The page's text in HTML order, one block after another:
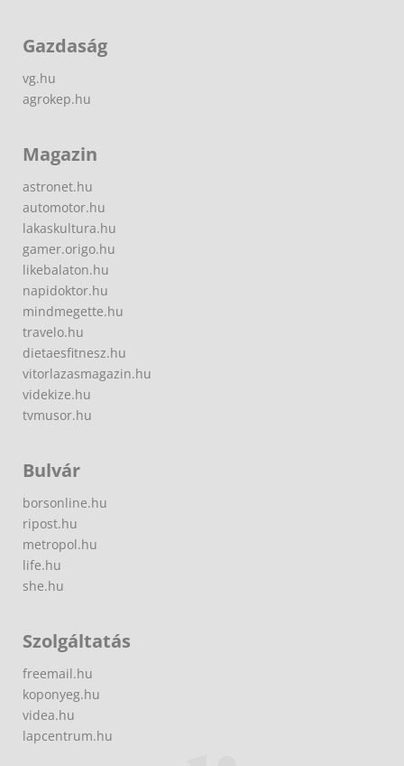
Gazdaság
vg.hu
agrokep.hu
Magazin
astronet.hu
automotor.hu
lakaskultura.hu
gamer.origo.hu
likebalaton.hu
napidoktor.hu
mindmegette.hu
travelo.hu
dietaesfitnesz.hu
vitorlazasmagazin.hu
videkize.hu
tvmusor.hu
Bulvár
borsonline.hu
ripost.hu
metropol.hu
life.hu
she.hu
Szolgáltatás
freemail.hu
koponyeg.hu
videa.hu
lapcentrum.hu